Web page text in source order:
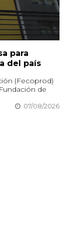
para
del país
(Fecoprod)
de
07/08/2026